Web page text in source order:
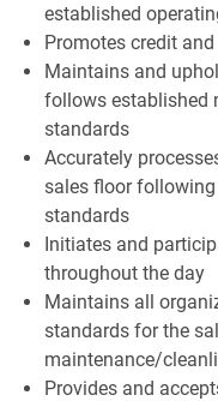
established
Promotes credit
Maintains and
follows established
standards
Accurately
sales floor
standards
Initiates and
throughout the day
Maintains all
standards for the
maintenance/
Provides and